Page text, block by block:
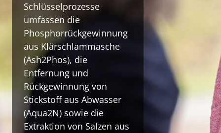
Schlüsselprozesse
umfassen die
Phosphorrückgewinnung
aus Klärschlammasche
(Ash2Phos), die
Entfernung und
Rückgewinnung von
Stickstoff aus Abwasser
(Aqua2N) sowie die
Extraktion von Salzen aus